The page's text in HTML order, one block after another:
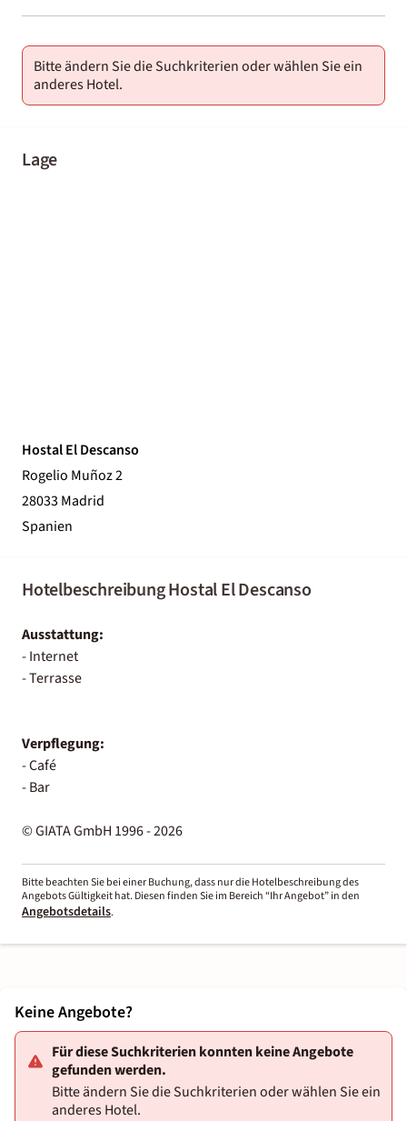
01-02
Bitte ändern Sie die Suchkriterien oder wählen Sie ein
anderes Hotel.
Lage
Hostal El Descanso
Rogelio Muñoz 2
28033 Madrid
Spanien
Hotelbeschreibung Hostal El Descanso
Ausstattung:
- Internet
- Terrasse
Verpflegung:
- Café
- Bar
© GIATA GmbH 1996 - 2026
Bitte beachten Sie bei einer Buchung, dass nur die Hotelbeschreibung des
Angebots Gültigkeit hat. Diesen finden Sie im Bereich “Ihr Angebot” in den
Angebotsdetails.
Keine Angebote?
Für diese Suchkriterien konnten keine Angebote
gefunden werden.
Bitte ändern Sie die Suchkriterien oder wählen Sie ein
anderes Hotel.